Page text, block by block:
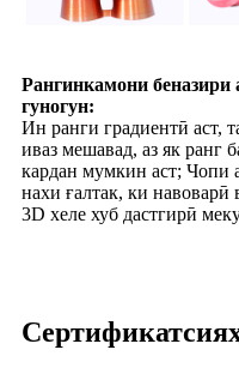
Рангинкамони
гуногун:
Ин ранги градиентӣ аст,
иваз мешавад, аз як ранг
кардан мумкин аст; Чопи
нахи ғалтак, ки
3D хеле хуб дастгирӣ